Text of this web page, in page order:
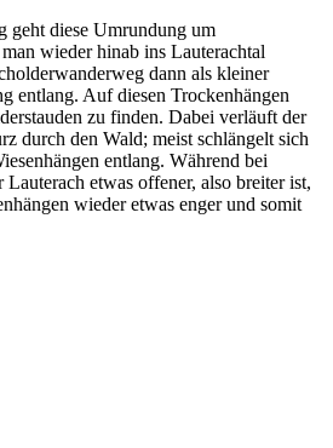
geht diese Umrundung um
wieder hinab ins Lauterachtal
dann als kleiner
entlang. Auf diesen Trockenhängen
zu finden. Dabei verläuft der
durch den Wald; meist schlängelt sich
entlang. Während bei
etwas offener, also breiter ist,
wieder etwas enger und somit